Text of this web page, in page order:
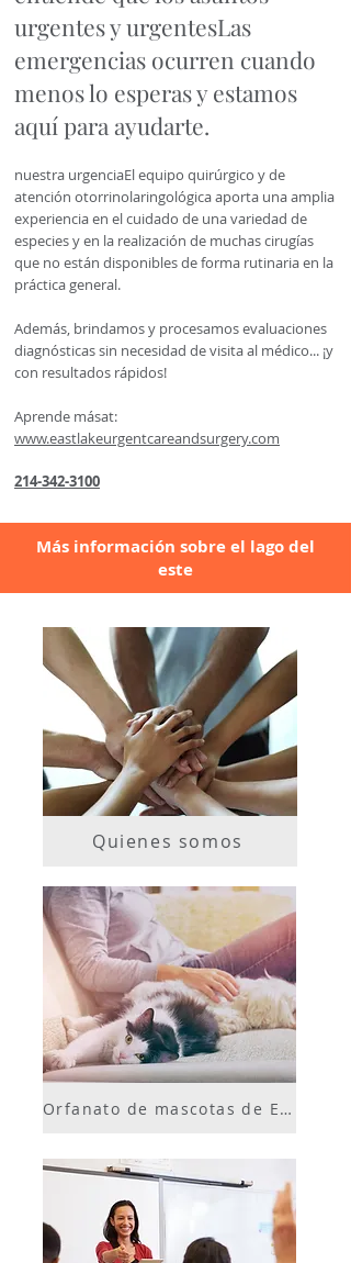
urgentes y urgentesLas
emergencias ocurren cuando
menos lo esperas y estamos
aquí para ayudarte.
nuestra urgenciaEl equipo quirúrgico y de
atención otorrinolaringológica aporta una amplia
experiencia en el cuidado de una variedad de
especies y en la realización de muchas cirugías
que no están disponibles de forma rutinaria en la
práctica general.
Además, brindamos y procesamos evaluaciones
diagnósticas sin necesidad de visita al médico... ¡y
con resultados rápidos!
Aprende másat:
www.eastlakeurgentcareandsurgery.com
214-342-3100
Más información sobre el lago del
este
Quienes somos
Orfanato de mascotas de East Lake